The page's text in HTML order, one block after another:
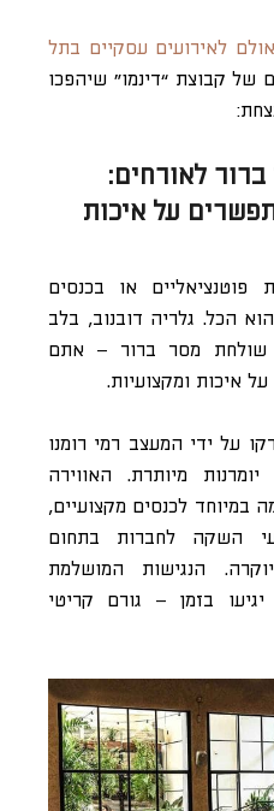
אולם לאירועים עסקיים בתל
קבוצת “דינמו” שיהפכו
לאורחים:
על איכות
או בכנסים
הכל. גלריה דובנוב, בלב
שולחת מסר ברור – אתם
איכות ומקצועיות.
על ידי המעצב רמי רומנו
מיותרת. האווירה
במיוחד לכנסים מקצועיים,
השקה לחברות בתחום
הנגישות המושלמת
בזמן – גורם קריטי